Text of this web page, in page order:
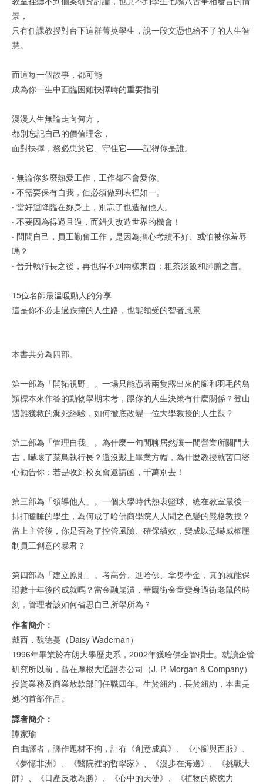
景，
只有任課教授對台下這群菁英學生，說一段文憑也給不了的人生智
慧。
而這每一個故事，都可能
成為你一生中面臨困難抉擇時的重要指引
漫漫人生無論走向何方，
都別忘記自己的價值理念，
面對抉擇，務必忠於它、守住它——記得你是誰。
‧ 無論你多麼熱愛工作，工作都不會愛你。
‧ 不需要保有自我，但必須做到表裡如一。
‧ 當好運降臨在妳身上，別忘了也造福他人。
‧ 不要因為得過且過，而錯失改造世界的機會！
‧ 問問自己，員工勤奮工作，是因為擔心考績不好、或怕被你羞辱
嗎？
‧ 晉升執行長之後，再也得不到兩樣東西：粗茶淡飯和肺腑之言。
15位名師最溫暖動人的分享
這是你不必走過跌撞的人生路，也能領受的智者風景
本書共分為四部。
第一部為「開拓視野」。一場只能憑著兩隻露出來的腳和羽毛的鳥
類標本來作答的動物學期末考，跟你的人生決策有什麼關係？登山
遇難獲救的瀕死經驗，如何徹底改變一位大學教授的人生觀？
第二部為「管理自我」。為什麼一句閒聊居然讓一間營業所關門大
吉，嚇壞了菜鳥執行長？還沒戴上畢業方帽，為什麼教授就苦口婆
心勸告你：若是收到校友會邀請函，千萬別去！
第三部為「領導他人」。一個大學時代熱衷籃球、總在教室最後一
排打瞌睡的學生，為何成了哈佛商學院人人聞之色變的嚴格教授？
當上主管後，你是否為了控管風險、確保績效，變成以恐嚇威權壓
制員工創意的暴君？
第四部為「建立原則」。考高分、進哈佛、拿獎學金，真的就能保
證數十年後的成就嗎？當金融崩潰，華爾街金童變身過街老鼠的時
刻，管理者該如何省思自己所學所為？
作者簡介：
戴西．魏德蔓（Daisy Wademan）
1996年畢業於布朗大學歷史系，2002年獲哈佛企管碩士。就讀企管
研究所以前，曾在摩根大通證券公司（J. P. Morgan & Company）
投資業務及商業放款部門任職四年。生於紐約，長於紐約，本書是
她的首部作品。
譯者簡介：
譚家瑜
自由譯者，譯作題材不拘，計有《創意成真》、《小腳與西服》、
《夢憶非洲》、《醫院裡的哲學家》、《漫步在海邊》、《挑戰大
師》、《日產反敗為勝》、《心中的天使》、《植物的療癒力